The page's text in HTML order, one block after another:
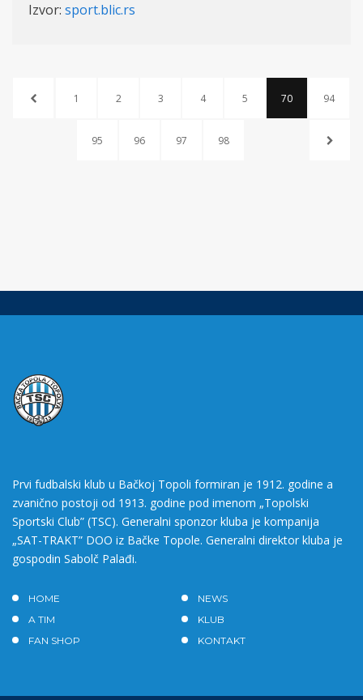
Izvor: sport.blic.rs
1 2 3 4 5 70 94
95 96 97 98
Prvi fudbalski klub u Bačkoj Topoli formiran je 1912. godine a
zvanično postoji od 1913. godine pod imenom „Topolski
Sportski Club” (TSC). Generalni sponzor kluba je kompanija
„SAT-TRAKT” DOO iz Bačke Topole. Generalni direktor kluba je
gospodin Sabolč Palađi.
HOME
NEWS
A TIM
KLUB
FAN SHOP
KONTAKT